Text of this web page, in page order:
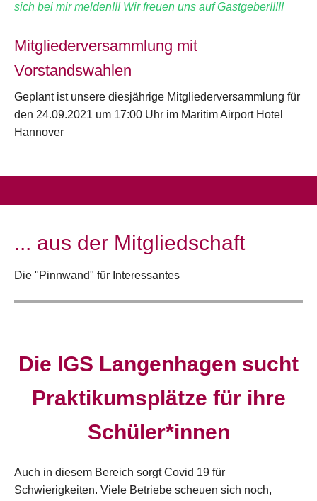
sich bei mir melden!!! Wir freuen uns auf Gastgeber!!!!!
Mitgliederversammlung mit
Vorstandswahlen
Geplant ist unsere diesjährige Mitgliederversammlung für
den 24.09.2021 um 17:00 Uhr im Maritim Airport Hotel
Hannover
... aus der Mitgliedschaft
Die "Pinnwand" für Interessantes
Die IGS Langenhagen sucht
Praktikumsplätze für ihre
Schüler*innen
Auch in diesem Bereich sorgt Covid 19 für
Schwierigkeiten. Viele Betriebe scheuen sich noch,